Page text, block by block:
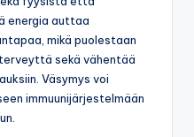
energia auttaa
mikä puolestaan
sekä vähentää
Väsymys voi
immuunijärjestelmään